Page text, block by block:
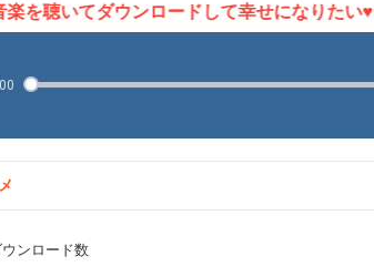
聴いてダウンロードして幸せになりたい♥♥♥
ウンロード数